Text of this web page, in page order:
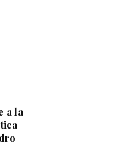
a la